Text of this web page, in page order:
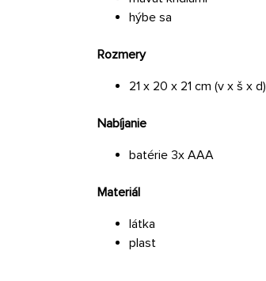
hýbe sa
Rozmery
21 x 20 x 21 cm (v x š x d)
Nabíjanie
batérie 3x AAA
Materiál
látka
plast